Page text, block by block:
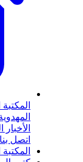
المهدوية
اختبر
المهدوية
المهدوية